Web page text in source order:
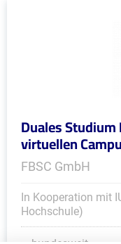
Duales
virtuellen
FBSC GmbH
In Kooperation mit
Hochschule)